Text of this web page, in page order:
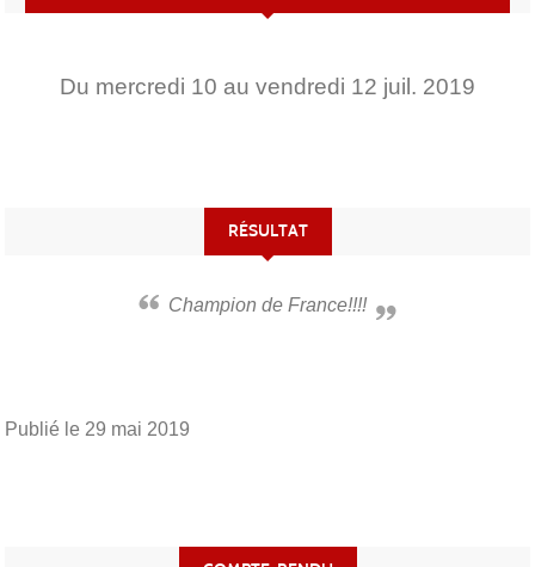
Du mercredi 10 au vendredi 12 juil. 2019
RÉSULTAT
Champion de France!!!!
Publié le 29 mai 2019